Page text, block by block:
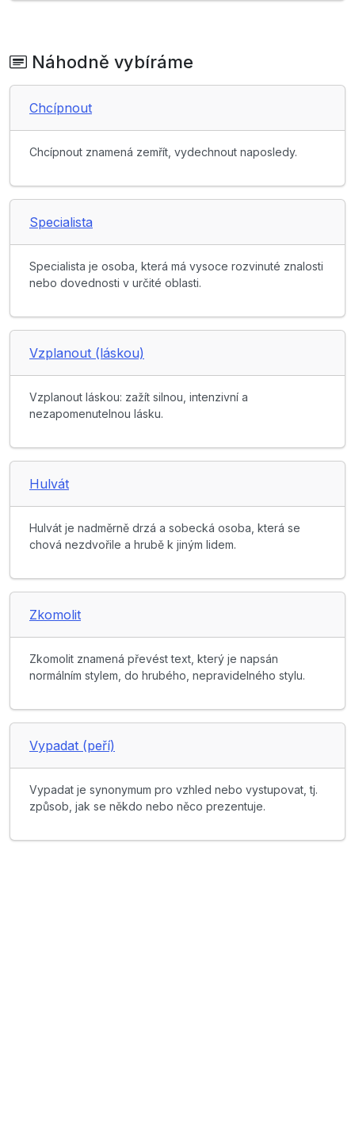
Náhodně vybíráme
Chcípnout
Chcípnout znamená zemřít, vydechnout naposledy.
Specialista
Specialista je osoba, která má vysoce rozvinuté znalosti
nebo dovednosti v určité oblasti.
Vzplanout (láskou)
Vzplanout láskou: zažít silnou, intenzivní a
nezapomenutelnou lásku.
Hulvát
Hulvát je nadměrně drzá a sobecká osoba, která se
chová nezdvořile a hrubě k jiným lidem.
Zkomolit
Zkomolit znamená převést text, který je napsán
normálním stylem, do hrubého, nepravidelného stylu.
Vypadat (peří)
Vypadat je synonymum pro vzhled nebo vystupovat, tj.
způsob, jak se někdo nebo něco prezentuje.